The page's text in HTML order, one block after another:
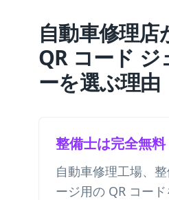
自動車修理店
QR コード ジ
ーを選ぶ理由
整備士は完全無料
自動車修理工場、
ージ用の QR コー